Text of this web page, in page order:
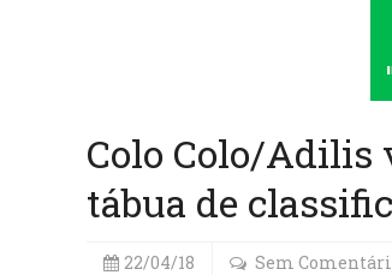
Colo Colo/Adilis
tábua de
22/04/18 Sem